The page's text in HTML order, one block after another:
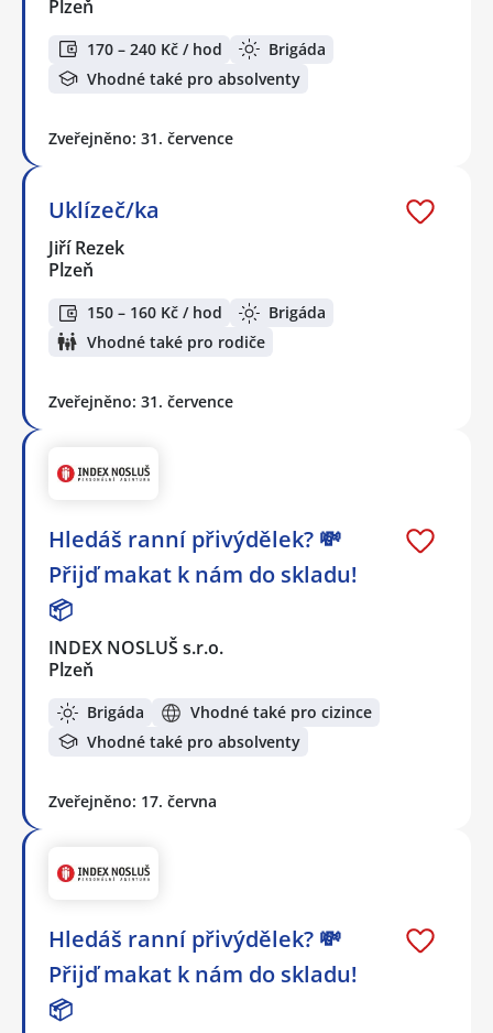
Plzeň
170 – 240 Kč / hod
Brigáda
Vhodné také pro absolventy
Zveřejněno: 31. července
Uklízeč/ka
Jiří Rezek
Plzeň
150 – 160 Kč / hod
Brigáda
Vhodné také pro rodiče
Zveřejněno: 31. července
Hledáš ranní přivýdělek? 💸
Přijď makat k nám do skladu!
📦
INDEX NOSLUŠ s.r.o.
Plzeň
Brigáda
Vhodné také pro cizince
Vhodné také pro absolventy
Zveřejněno: 17. června
Hledáš ranní přivýdělek? 💸
Přijď makat k nám do skladu!
📦